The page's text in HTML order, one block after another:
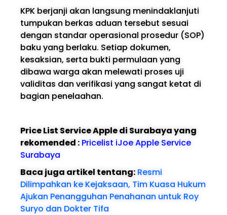
KPK berjanji akan langsung menindaklanjuti
tumpukan berkas aduan tersebut sesuai
dengan standar operasional prosedur (SOP)
baku yang berlaku. Setiap dokumen,
kesaksian, serta bukti permulaan yang
dibawa warga akan melewati proses uji
validitas dan verifikasi yang sangat ketat di
bagian penelaahan.
Price List Service Apple di Surabaya yang
rekomended : Pricelist iJoe Apple Service
Surabaya
Baca juga artikel tentang: Resmi
Dilimpahkan ke Kejaksaan, Tim Kuasa Hukum
Ajukan Penangguhan Penahanan untuk Roy
Suryo dan Dokter Tifa